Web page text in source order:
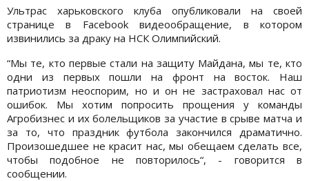
Ультрас харьковского клуба опубликовали на своей
странице в Facebook видеообращение, в котором
извинились за драку на НСК Олимпийский.
“Мы те, кто первые стали на защиту Майдана, мы те, кто
одни из первых пошли на фронт на восток. Наш
патриотизм неоспорим, но и он не застраховал нас от
ошибок. Мы хотим попросить прощения у команды
Агробизнес и их болельщиков за участие в срыве матча и
за то, что праздник футбола закончился драматично.
Произошедшее не красит нас, мы обещаем сделать все,
чтобы подобное не повторилось“, - говорится в
сообщении.